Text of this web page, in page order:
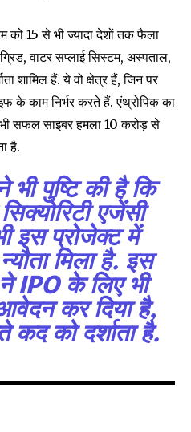
of
be part of the
email address on our website
Don't worry, we respect
inbox. Your information is
Policy
11,243
को 15 से भी ज्यादा देशों तक फैला
वाटर सप्लाई सिस्टम, अस्पताल,
शामिल हैं. ये वो क्षेत्र हैं, जिन पर
के काम निर्भर करते हैं. एंथ्रोपिक का
सफल साइबर हमला 10 करोड़ से
है.
भी पुष्टि की है कि
एजेंसी
इस प्रोजेक्ट में
मिला है. इस
IPO के लिए भी
कर दिया है,
को दर्शाता है.